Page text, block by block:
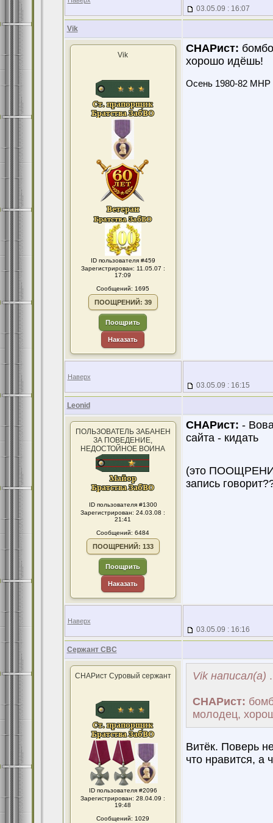
03.05.09 : 16:07
Vik
Vik
ID пользователя #459
Зарегистрирован: 11.05.07 :
17:09
Сообщений: 1695
ПООЩРЕНИЙ: 39
Поощрить
Наказать
СНАРист:
хорошо идёшь!
Осень 1980-82 МНР
Наверх
03.05.09 : 16:15
Leonid
ПОЛЬЗОВАТЕЛЬ ЗАБАНЕН
ЗА ПОВЕДЕНИЕ,
НЕДОСТОЙНОЕ ВОИНА
ID пользователя #1300
Зарегистрирован: 24.03.08 :
21:41
Сообщений: 6484
ПООЩРЕНИЙ: 133
Поощрить
Наказать
СНАРист: -
сайта - кидать
(это
запись
Наверх
03.05.09 : 16:16
Сержант СВС
СНАРист Суровый сержант
ID пользователя #2096
Зарегистрирован: 28.04.09 :
19:48
Сообщений: 1029
Vik написал(а)
СНАРист:
молодец,
Витёк. Поверь
что нравится, а